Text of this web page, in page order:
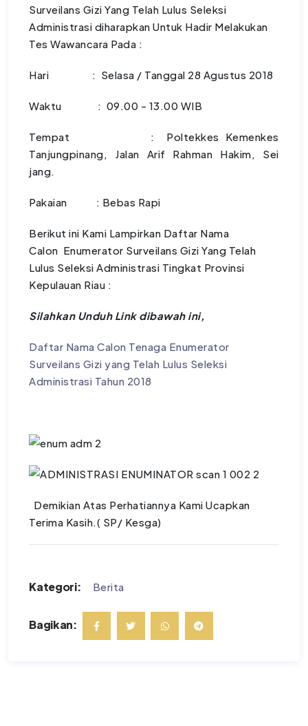
Surveilans Gizi Yang Telah Lulus Seleksi
Administrasi diharapkan Untuk Hadir Melakukan
Tes Wawancara Pada :
Hari : Selasa / Tanggal 28 Agustus 2018
Waktu : 09.00 - 13.00 WIB
Tempat : Poltekkes Kemenkes
Tanjungpinang, Jalan Arif Rahman Hakim, Sei
jang.
Pakaian : Bebas Rapi
Berikut ini Kami Lampirkan Daftar Nama
Calon Enumerator Surveilans Gizi Yang Telah
Lulus Seleksi Administrasi Tingkat Provinsi
Kepulauan Riau :
Silahkan Unduh Link dibawah ini,
Daftar Nama Calon Tenaga Enumerator
Surveilans Gizi yang Telah Lulus Seleksi
Administrasi Tahun 2018
Demikian Atas Perhatiannya Kami Ucapkan
Terima Kasih.( SP/ Kesga)
Kategori: Berita
Bagikan: